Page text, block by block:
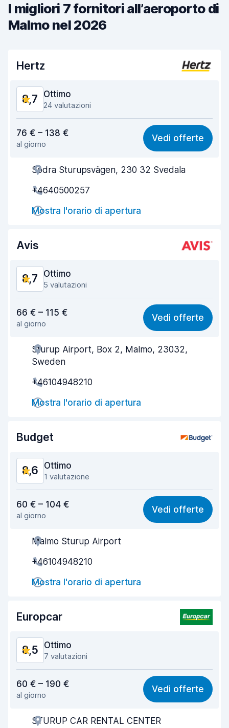
I migliori 7 fornitori all’aeroporto di
Malmo nel 2026
Hertz
8,7 Ottimo
24 valutazioni
8,3
Facile da trovare 9,1
Gentilezza degli agenti
Rapidità del ritiro
Rapidità della riconsegna
76 € – 138 €
al giorno
Vedi offerte
Södra Sturupsvägen, 230 32 Svedala
+4640500257
Mostra l'orario di apertura
Avis
8,7 Ottimo
5 valutazioni
8,5
Facile da trovare 8,5
Gentilezza degli agenti
Condizioni dell'auto 9,0
66 € – 115 €
al giorno
Vedi offerte
Sturup Airport, Box 2, Malmo, 23032,
Sweden
+46104948210
Mostra l'orario di apertura
Budget
8,6 Ottimo
1 valutazione
8,4
Facile da trovare 8,2
Gentilezza degli agenti
Rapidità del ritiro
Rapidità della riconsegna
9,4
60 € – 104 €
al giorno
Vedi offerte
Malmo Sturup Airport
+46104948210
Mostra l'orario di apertura
Europcar
8,5 Ottimo
7 valutazioni
8,0
Facile da trovare 8,7
Gentilezza degli agenti
60 € – 190 €
al giorno
Vedi offerte
STURUP CAR RENTAL CENTER